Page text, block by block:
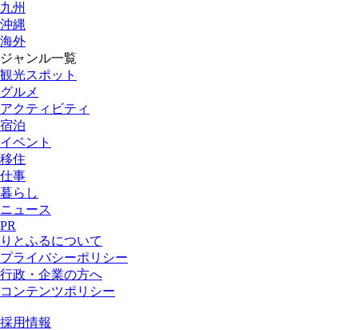
九州
沖縄
海外
ジャンル一覧
観光スポット
グルメ
アクティビティ
宿泊
イベント
移住
仕事
暮らし
ニュース
PR
りとふるについて
プライバシーポリシー
行政・企業の方へ
コンテンツポリシー
採用情報